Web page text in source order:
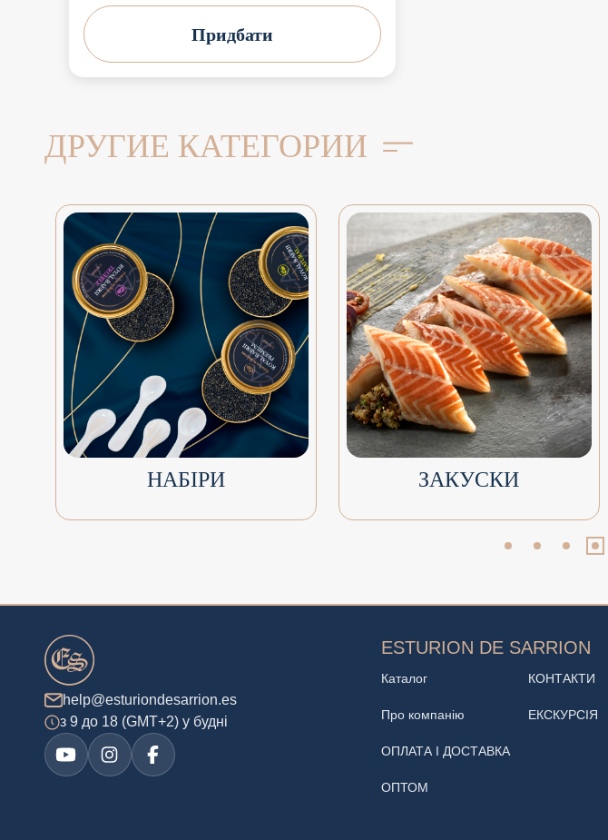
Придбати
ДРУГИЕ КАТЕГОРИИ
НАБІРИ ЗАКУСКИ
help@esturiondesarrion.es
з 9 до 18 (GMT+2) у будні
ESTURION DE SARRION
Каталог
Про компанію
ОПЛАТА І ДОСТАВКА
ОПТОМ
КОНТАКТИ
ЕКСКУРСІЯ